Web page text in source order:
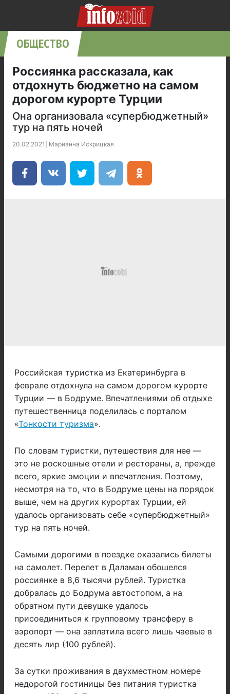
ОБЩЕСТВО
Россиянка рассказала, как
отдохнуть бюджетно на самом
дорогом курорте Турции
Она организовала «супербюджетный»
тур на пять ночей
20.02.2021 Марианна Искрицкая
Российская туристка из Екатеринбурга в
феврале отдохнула на самом дорогом курорте
Турции — в Бодруме. Впечатлениями об отдыхе
путешественница поделилась с порталом
«Тонкости туризма».
По словам туристки, путешествия для нее —
это не роскошные отели и рестораны, а, прежде
всего, яркие эмоции и впечатления. Поэтому,
несмотря на то, что в Бодруме цены на порядок
выше, чем на других курортах Турции, ей
удалось организовать себе «супербюджетный»
тур на пять ночей.
Самыми дорогими в поездке оказались билеты
на самолет. Перелет в Даламан обошелся
россиянке в 8,6 тысячи рублей. Туристка
добралась до Бодрума автостопом, а на
обратном пути девушке удалось
присоединиться к групповому трансферу в
аэропорт — она ​​заплатила всего лишь чаевые в
десять лир (100 рублей).
За сутки проживания в двухместном номере
недорогой гостиницы без питания туристка